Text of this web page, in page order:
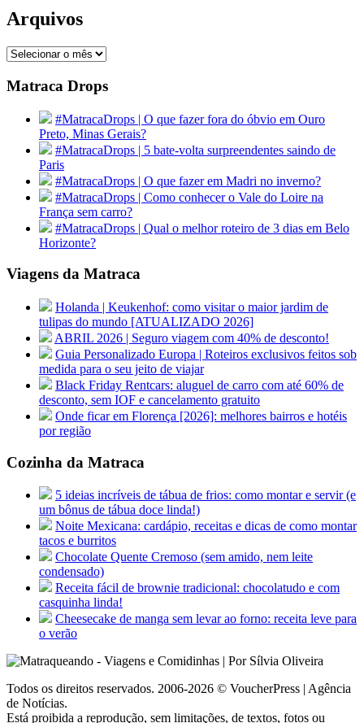
Arquivos
Arquivos
Matraca Drops
#MatracaDrops | O que fazer fora do óbvio em Ouro
Preto, Minas Gerais?
#MatracaDrops | 5 bate-volta surpreendentes saindo de
Paris
#MatracaDrops | O que fazer em Madri no inverno?
#MatracaDrops | Como conhecer o Vale do Loire na
França sem carro?
#MatracaDrops | Qual o melhor roteiro de 3 dias em Belo
Horizonte?
Viagens da Matraca
Holanda | Keukenhof: como visitar o maior jardim de
tulipas do mundo [ATUALIZADO 2026]
ABRIL 2026 | Seguro viagem com 40% de desconto!
Guia Personalizado Europa | Roteiros exclusivos feitos sob
medida para o seu jeito de viajar
Black Friday Rentcars: aluguel de carro com até 60% de
desconto, sem IOF e cancelamento gratuito
Onde ficar em Florença [2026]: melhores bairros e hotéis
por região
Cozinha da Matraca
5 ideias incríveis de tábua de frios: como montar e servir (e
um bônus de tábua doce linda!)
Noite Mexicana: cardápio, receitas e dicas de como montar
tacos e burritos
Chocolate Quente Cremoso (sem amido, nem leite
condensado)
Receita fácil de brownie tradicional: chocolatudo e com
casquinha linda!
Cheesecake de manga sem levar ao forno: receita leve para
o verão
Todos os direitos reservados. 2006-2026 © VoucherPress | Agência
de Notícias.
Está proibida a reprodução, sem limitações, de textos, fotos ou